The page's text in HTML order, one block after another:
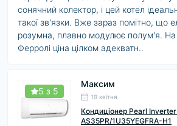
сонячний колектор, і цей котел
такої зв'язки. Вже зараз помітно, що
розумна, плавно модулює полум'я. На
Ферролі ціна цілком адекватн..
5 з 5
Максим
19 квітня
Кондиціонер Pearl
AS35PR/1U35YEGFRA-H1